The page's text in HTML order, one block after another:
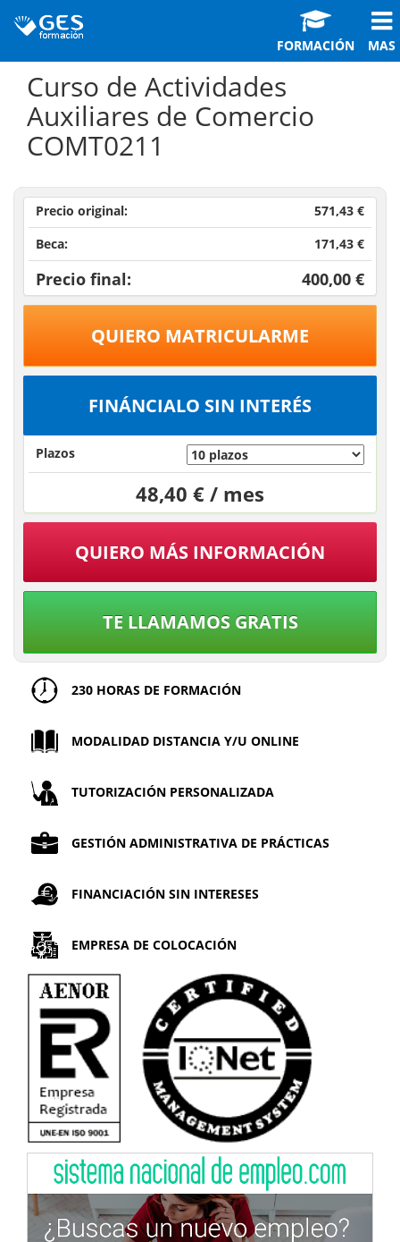
FORMACIÓN MAS
Curso de Actividades
Auxiliares de Comercio
COMT0211
Precio original:
571,43 €
Beca:
171,43 €
Precio final: 400,00 €
QUIERO MATRICULARME
FINÁNCIALO SIN INTERÉS
Plazos
48,40 € / mes
QUIERO MÁS INFORMACIÓN
TE LLAMAMOS GRATIS
230 HORAS DE FORMACIÓN
MODALIDAD DISTANCIA Y/U ONLINE
TUTORIZACIÓN PERSONALIZADA
GESTIÓN ADMINISTRATIVA DE PRÁCTICAS
FINANCIACIÓN SIN INTERESES
EMPRESA DE COLOCACIÓN